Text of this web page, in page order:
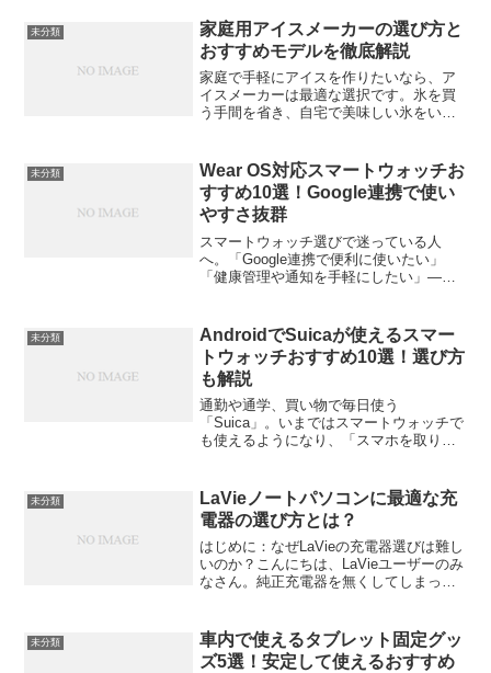
ざ選ぼうとすると「IPXって何？」「お風
呂で使っても本当に壊...
未分類
家庭用アイスメーカーの選び方と
おすすめモデルを徹底解説
家庭で手軽にアイスを作りたいなら、ア
イスメーカーは最適な選択です。氷を買
う手間を省き、自宅で美味しい氷をいつ
プや機能があり、どれを選ぶか迷ってし
まうことも多いでしょう。...
未分類
Wear OS対応スマートウォッチお
すすめ10選！Google連携で使い
やすさ抜群
スマートウォッチ選びで迷っている人
へ。「Google連携で便利に使いたい」
「健康管理や通知を手軽にしたい」――
は、Wear OSの魅力や選び方のポイン
ト、そしておす...
未分類
AndroidでSuicaが使えるスマー
トウォッチおすすめ10選！選び方
も解説
通勤や通学、買い物で毎日使う
「Suica」。いまではスマートウォッチで
も使えるようになり、「スマホを取り出
Androidユーザー向けにSuica対応スマー
トウォッチの選び...
未分類
LaVieノートパソコンに最適な充
電器の選び方とは？
はじめに：なぜLaVieの充電器選びは難し
いのか？こんにちは、LaVieユーザーのみ
なさん。純正充電器を無くしてしまっ
てどれを選べばいいか迷っていません
か？「電圧は19...
未分類
車内で使えるタブレット固定グッ
ズ5選！安定して使えるおすすめ